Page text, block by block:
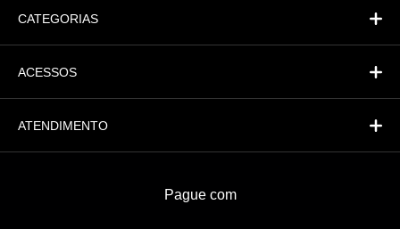
CATEGORIAS
ACESSOS
ATENDIMENTO
Pague com